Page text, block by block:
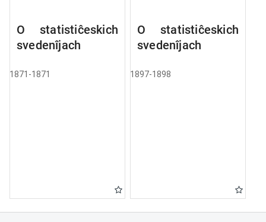
O statistiĉeskich
svedenîjach
1871-1871
O statistiĉeskich
svedenîjach
1897-1898